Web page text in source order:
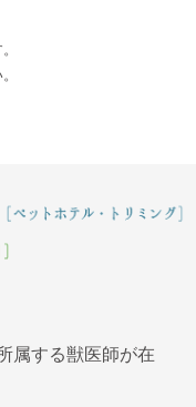
属する獣医師が在